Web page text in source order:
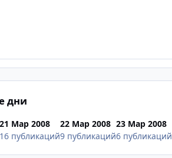
дни
21 Мар 2008
16 публикаций
22 Мар 2008
9 публикаций
23 Мар 2008
6 публикаций